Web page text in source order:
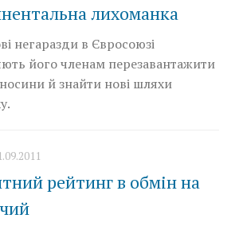
лихоманка
негаразди в Євросоюзі
його членам перезавантажити
й знайти нові шляхи
рейтинг в обмін на